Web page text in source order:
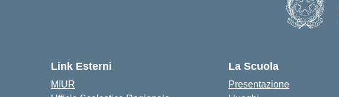
Link Esterni
MIUR
La Scuola
Presentazione